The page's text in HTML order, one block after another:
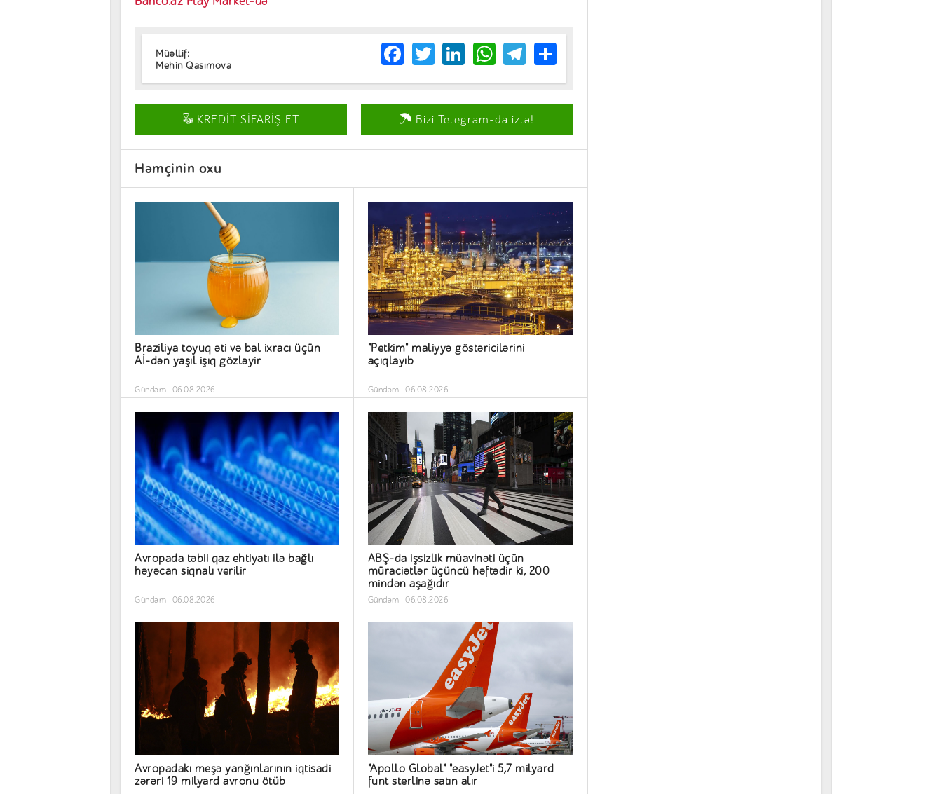
Müəllif:
Mehin Qasımova
Facebook
TwitterLinkedIn
WhatsApp
Telegram
Share
KREDİT SİFARİŞ ET Bizi Telegram-da izlə!
Həmçinin oxu
Braziliya toyuq əti və bal ixracı üçün
Aİ-dən yaşıl işıq gözləyir
Gündəm 06.08.2026
"Petkim" maliyyə göstəricilərini
açıqlayıb
Gündəm 06.08.2026
Avropada təbii qaz ehtiyatı ilə bağlı
həyəcan siqnalı verilir
Gündəm 06.08.2026
ABŞ-da işsizlik müavinəti üçün
müraciətlər üçüncü həftədir ki, 200
mindən aşağıdır
Gündəm 06.08.2026
Avropadakı meşə yanğınlarının iqtisadi
zərəri 19 milyard avronu ötüb
"Apollo Global" "easyJet"i 5,7 milyard
funt sterlinə satın alır